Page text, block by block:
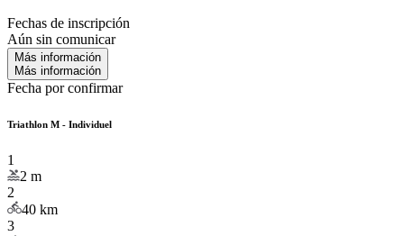
Fechas de inscripción
Aún sin comunicar
Más información
Más información
Fecha por confirmar
Triathlon M - Individuel
1
2 m
2
40 km
3